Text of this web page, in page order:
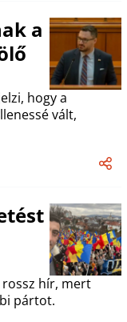
a
hogy a
vált,
hír, mert
pártot.